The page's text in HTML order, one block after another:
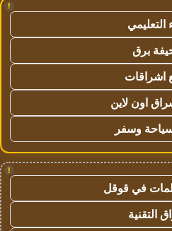
!
برق
اشراقات
اون لاين
وسفر
!
في قوقل
التقنية